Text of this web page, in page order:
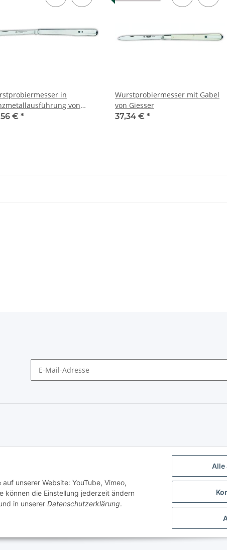
Alle
unserer Website: YouTube, Vimeo,
können die Einstellung jederzeit ändern
in unserer Datenschutzerklärung.
in
von
€ *
Wurstprobiermesser mit Gabel
von Giesser
37,34 € *